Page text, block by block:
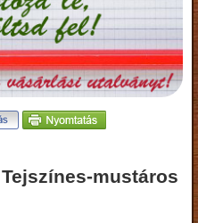
mustáros